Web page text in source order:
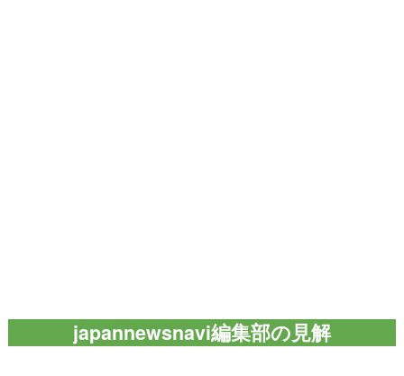
japannewsnavi編集部の見解